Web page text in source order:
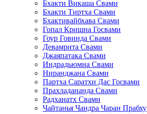
Бхакти Викаша Свами
Бхакти Тиртха Свами
Бхактивайбхава Свами
Гопал Кришна Госвами
Гоур Говинда Свами
Девамрита Свами
Джаяпатака Свами
Индрадьюмна Свами
Ниранджана Свами
Партха Саратхи Дас Госвами
Прахладананда Свами
Радханатх Свами
Чайтанья Чандра Чаран Прабху